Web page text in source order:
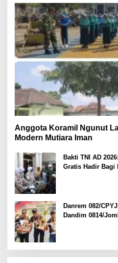
Anggota Koramil Ngunut
Modern Mutiara Iman
Bakti TNI AD
Gratis Hadir Bagi
Danrem 082/
Dandim 0814/